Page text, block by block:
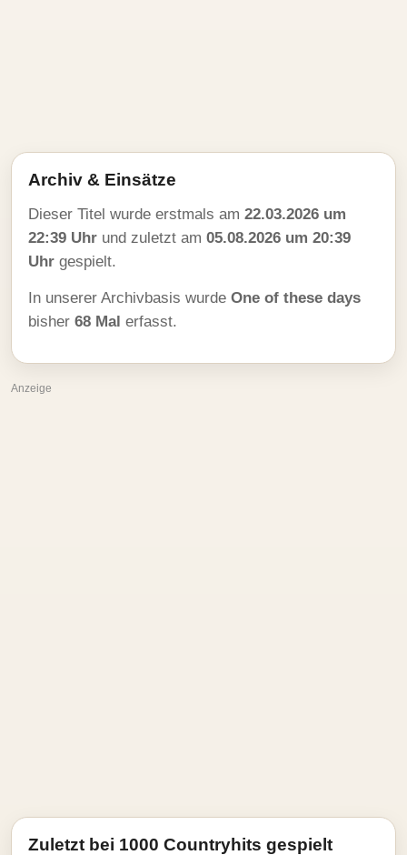
Archiv & Einsätze
Dieser Titel wurde erstmals am 22.03.2026 um
22:39 Uhr und zuletzt am 05.08.2026 um 20:39
Uhr gespielt.
In unserer Archivbasis wurde One of these days
bisher 68 Mal erfasst.
Anzeige
Zuletzt bei 1000 Countryhits gespielt